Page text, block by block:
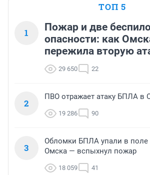
ТОП 5
1
Пожар и две
опасности: как
пережила вторую
29 650 22
2
ПВО отражает атаку БПЛА в
19 286 90
3
Обломки БПЛА упали в поле
Омска — вспыхнул пожар
18 059 41